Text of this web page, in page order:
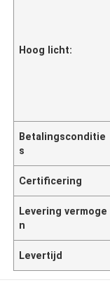
Hoog licht:
Betalingsconditie
s
Certificering
Levering vermoge
n
Levertijd